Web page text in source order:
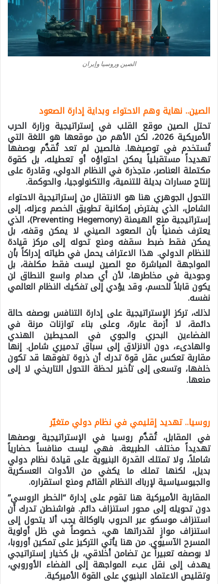
الصين وروسيا وإيران
الصين.. نهاية وهم الاحتواء وبداية إدارة الصعود
تحتل الصين موقع القلب في إستراتيجية وزارة الحرب
الأمريكية 2026، لكن الأهم من موقعها هو اللغة التي
تُستخدم في توصيفها. فالصين لم تعد تُقدَّم بوصفها
تهديداً مستقبلياً يمكن احتواؤه أو تعطيله، بل كقوة
مكتملة العناصر، متجذرة في النظام الدولي، وقادرة على
إنتاج مسارات بديلة للتنمية، والتكنولوجيا، والحوكمة.
التحول الجوهري هنا هو الانتقال من إستراتيجية الاحتواء
الشامل، الذي يفترض إمكانية تطويق الخصم وعزله، إلى
إستراتيجية منع الهيمنة (Preventing Hegemony)، الذي
يعترف ضمنياً بأن الصعود الصيني لا يمكن وقفه، بل
يمكن فقط ضبط سقفه ومنع تحوله إلى مركز قيادة
للنظام الدولي. هذا الاعتراف يحمل في طياته إدراكاً بأن
المواجهة المباشرة مع الصين ليست فقط مكلفة، بل
وجودية في مخاطرها، لأن أي صدام واسع النطاق لن
يكون قابلاً للحسم، وقد يؤدي إلى تفكيك النظام العالمي
نفسه.
لذلك، تركز الإستراتيجية على إدارة التنافس بوصفه حالة
دائمة، لا أزمة عابرة، وعلى بناء توازنات مرنة في
الفضاءين البحري والجوي في المحيطين الهندي
والهادىء، دون الانزلاق إلى سباق تدميري شامل. إنها
مقاربة تعكس عقل قوة تدرك أن ذروة تفوقها قد تكون
خلفها، وتسعى إلى تأخير لحظة التحول التاريخي لا إلى
منعها.
روسيا.. تهديد إقليمي في نظام دولي متغيّر
في المقابل، تُقدَّم روسيا في الإستراتيجية بوصفها
تهديداً مختلف الطبيعة. فهي ليست منافساً حضارياً
شاملاً، ولا تمتلك القدرة البنيوية على قيادة نظام دولي
بديل، لكنها تملك ما يكفي من الأدوات العسكرية
والجيوسياسية لإرباك النظام القائم ومنع استقراره.
المقاربة الأميركية هنا تقوم على إدارة “الخطر الروسي”
دون تحويله إلى محور استنزاف دائم. فواشنطن تدرك أن
استنزاف موسكو عبر الحروب بالوكالة يجب ألا يتحول إلى
استنزاف موازٍ لقدراتها هي، خصوصاً في ظل أولوية
المسرح الآسيوي. من هنا يأتي التركيز على تمكين أوروبا،
لا بوصفه تعبيراً عن تضامن أخلاقي، بل كخيار إستراتيجي
يهدف إلى نقل عبء المواجهة إلى الفضاء الأوروبي،
وتقليص الاعتماد البنيوي على القوة الأميركية.